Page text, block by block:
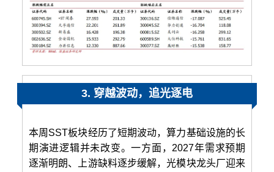
3. 穿越波动，追光逐电
本周SST板块经历了短期波动，算力基础设施的长
期演进逻辑并未改变。一方面，2027年需求预期
逐渐明朗、上游缺料逐步缓解，光模块龙头厂迎来